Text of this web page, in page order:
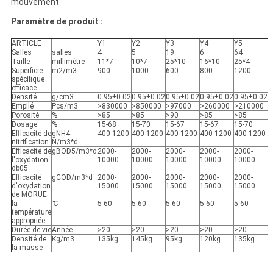
mouvement.
Paramètre de produit :
ARTICLE Y1 Y2 Y3 Y4
Y5
Salles
salles 4 5 19 6
64
Taille
millimètre 11*7 10*7 25*10 16*10
25*4
Superficie
spécifique
efficace
m2/m3 900 1000 600 800 1200
Densité g/cm3 0.95±0.020.95±0.020.95±0.020.95±0.020.95±0.02
Empilé
Pcs/m3 >830000 >850000 >97000 >260000
>210000
Porosité
% >85 >85 >90 >85
>85
Dosage
% 15-68 15-70 15-67 15-67
15-70
Efficacité de
nitrification
gNH4-
N/m3*d
400-1200 400-1200 400-1200 400-1200 400-1200
Efficacité de
l'oxydation
db05
gBOD5/m3*d 2000-
10000
2000-
10000
2000-
10000
2000-
10000
2000-
10000
Efficacité
d'oxydation
de MORUE
gCOD/m3*d
2000-
15000
2000-
15000
2000-
15000
2000-
15000
2000-
15000
la
température
appropriée
℃ 5-60 5-60 5-60 5-60 5-60
Durée de vieAnnée >20 >20 >20 >20
>20
Densité de
la masse
Kg/m3 135kg 145kg 95kg 120kg 135kg